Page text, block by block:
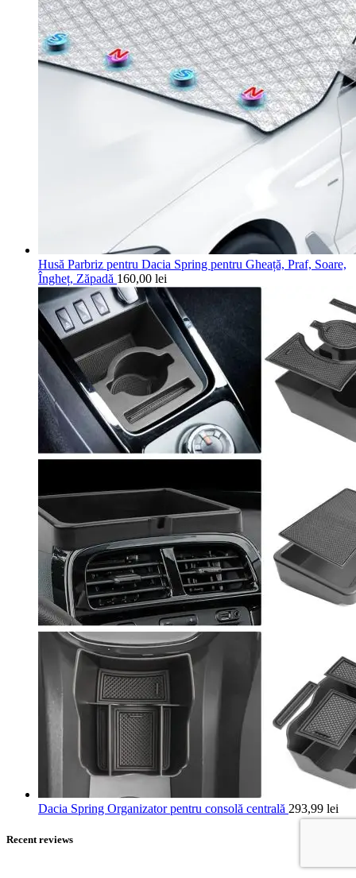
Husă Parbriz pentru Dacia Spring pentru Gheață, Praf, Soare,
Îngheț, Zăpadă 160,00 lei
Dacia Spring Organizator pentru consolă centrală 293,99 lei
Recent reviews